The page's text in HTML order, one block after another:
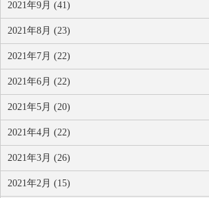
2021年9月 (41)
2021年8月 (23)
2021年7月 (22)
2021年6月 (22)
2021年5月 (20)
2021年4月 (22)
2021年3月 (26)
2021年2月 (15)